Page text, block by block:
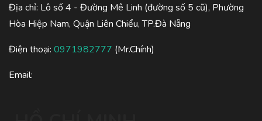
Địa chỉ: Lô số 4 - Đường Mê Linh (đường số 5 cũ), Phường
Hòa Hiệp Nam, Quận Liên Chiểu, TP.Đà Nẵng
Điện thoại: 0971982777 (Mr.Chính)
Email: